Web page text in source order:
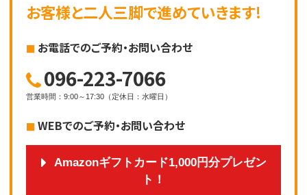
お客様と二人三脚で進めていきます!
お電話でのご予約・お問い合わせ
096-223-7066
営業時間 ： 9:00～17:30 （ 定休日 ： 水曜日 ）
WEBでのご予約・お問い合わせ
Amazonギフトカード1,000円分プレゼン
ト！